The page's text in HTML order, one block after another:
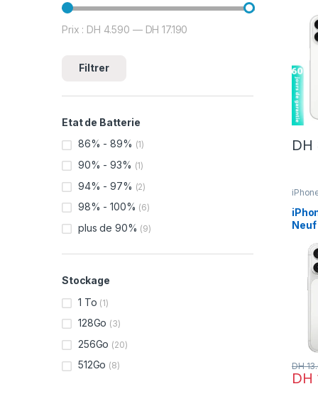
DH
Neuf
DH
DH
Ce
Prix min
Prix max
Filtrer
Prix : DH 4.590 — DH 17.190
Etat de Batterie
86% - 89% (1)
90% - 93% (1)
94% - 97% (2)
98% - 100% (6)
plus de 90% (9)
Stockage
1 To (1)
128Go (3)
256Go (20)
512Go (8)